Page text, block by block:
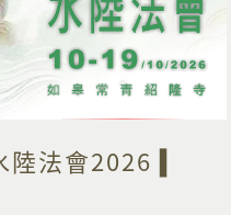
法會2026 ▍